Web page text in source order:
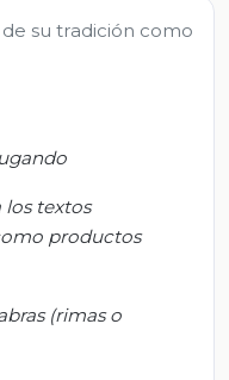
su tradición como
los textos
productos
(rimas o